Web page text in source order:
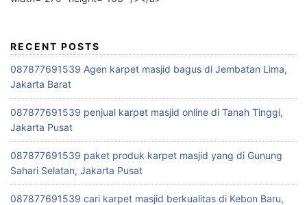
RECENT POSTS
087877691539 Agen karpet masjid bagus di Jembatan Lima,
Jakarta Barat
087877691539 penjual karpet masjid online di Tanah Tinggi,
Jakarta Pusat
087877691539 paket produk karpet masjid yang di Gunung
Sahari Selatan, Jakarta Pusat
087877691539 cari karpet masjid berkualitas di Kebon Baru,